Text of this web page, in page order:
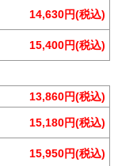
14,630円(税込)
15,400円(税込)
13,860円(税込)
15,180円(税込)
15,950円(税込)